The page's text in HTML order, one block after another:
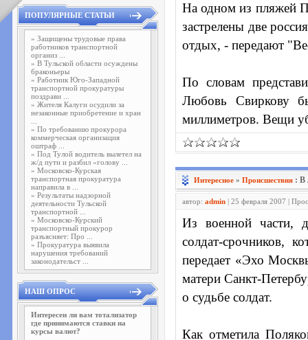
ПОПУЛЯРНЫЕ СТАТЬИ
» Защищены трудовые права
работников транспортной
организ ...
» В Тульской области осуждены
браконьеры
» Работник Юго-Западной
транспортной прокуратуры
поздрави ...
» Жителя Калуги осудили за
незаконные приобретение и хран
» По требованию прокурора
коммерческая организация
оштраф ...
» Под Тулой водитель вылетел на
ж/д пути и разбил «голову ...
» Московско-Курская
транспортная прокуратура
направила в ...
» Результаты надзорной
деятельности Тульской
транспортной ...
» Московско-Курский
транспортный прокурор
разъясняет: Про ...
» Прокуратура выявила
нарушения требований
законодательст ...
НАШ ОПРОС
Интересен ли вам тотализатор
где принимаются ставки на
курсы валют?
На одном из пляжей
застрелены две
отдых, - передают
По словам
Любовь Свиркову
миллиметров. Вещи
Интересное » Проиcшествия : В
автор: admin | 25 февраля 2007 |
Из военной части,
солдат-срочников,
передает «Эхо
матери Санкт-
о судьбе солдат.
Как отметила